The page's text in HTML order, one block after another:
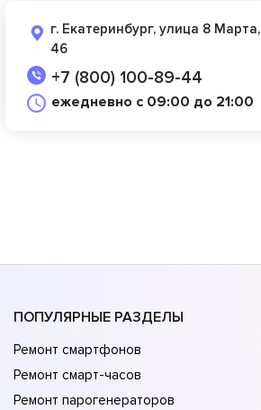
г. Екатеринбург, улица 8 Марта,
46
+7 (800) 100-89-44
ежедневно с 09:00 до 21:00
ПОПУЛЯРНЫЕ РАЗДЕЛЫ
Ремонт смартфонов
Ремонт смарт-часов
Ремонт парогенераторов